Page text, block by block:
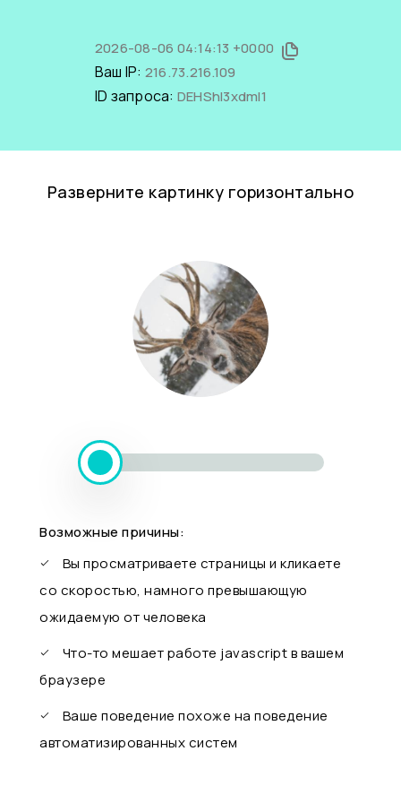
2026-08-06 04:14:13 +0000
Ваш IP: 216.73.216.109
ID запроса: DEHShl3xdmI1
Разверните картинку горизонтально
Возможные причины:
Вы просматриваете страницы и кликаете
со скоростью, намного превышающую
ожидаемую от человека
Что-то мешает работе javascript в вашем
браузере
Ваше поведение похоже на поведение
автоматизированных систем